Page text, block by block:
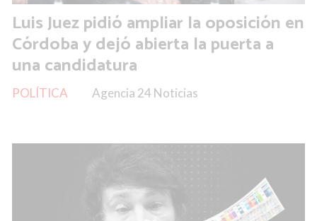
Luis Juez pidió ampliar la oposición en
Córdoba y dejó abierta la puerta a
una candidatura
Agencia 24 Noticias
POLÍTICA